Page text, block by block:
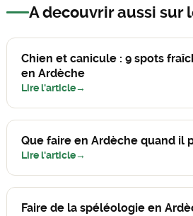
A decouvrir aussi sur
Chien et canicule : 9 spots
en Ardèche
Lire l'article
Que faire en Ardèche quand il
Lire l'article
Faire de la spéléologie en